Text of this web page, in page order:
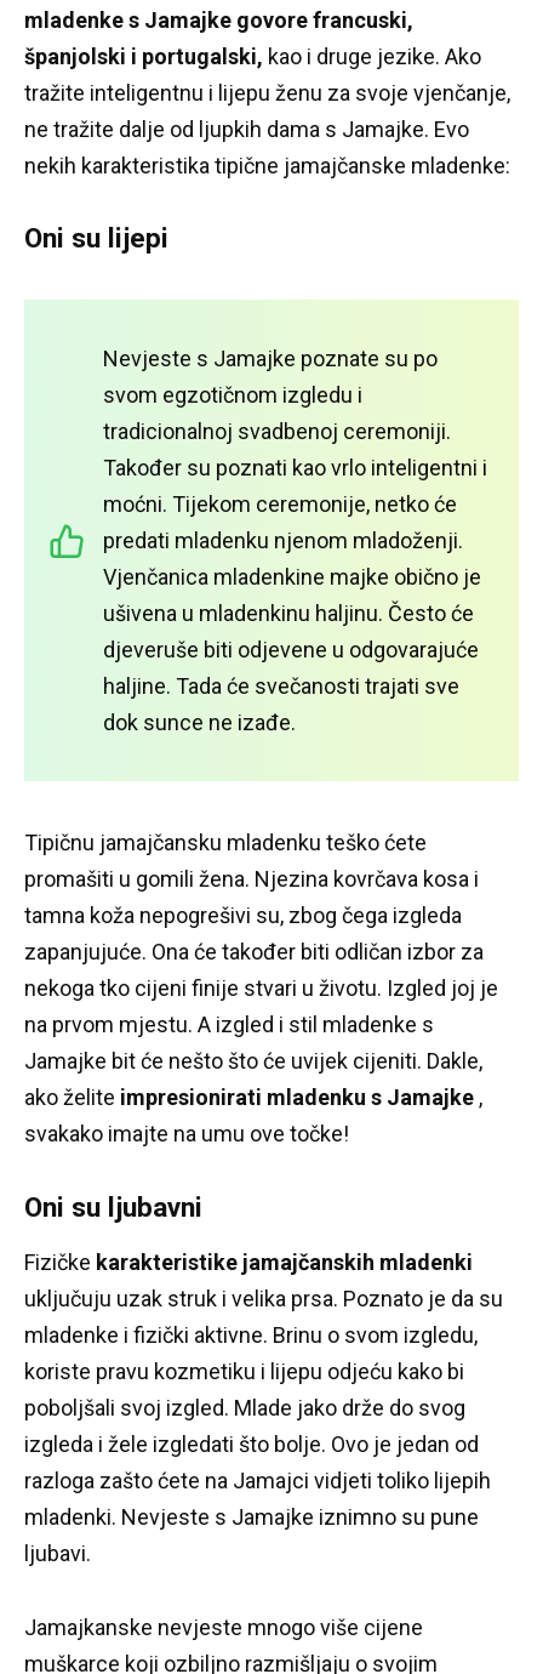
mladenke s Jamajke govore francuski,
španjolski i portugalski, kao i druge jezike. Ako
tražite inteligentnu i lijepu ženu za svoje vjenčanje,
ne tražite dalje od ljupkih dama s Jamajke. Evo
nekih karakteristika tipične jamajčanske mladenke:
Oni su lijepi
Nevjeste s Jamajke poznate su po
svom egzotičnom izgledu i
tradicionalnoj svadbenoj ceremoniji.
Također su poznati kao vrlo inteligentni i
moćni. Tijekom ceremonije, netko će
predati mladenku njenom mladoženji.
Vjenčanica mladenkine majke obično je
ušivena u mladenkinu ​​haljinu. Često će
djeveruše biti odjevene u odgovarajuće
haljine. Tada će svečanosti trajati sve
dok sunce ne izađe.
Tipičnu jamajčansku mladenku teško ćete
promašiti u gomili žena. Njezina kovrčava kosa i
tamna koža nepogrešivi su, zbog čega izgleda
zapanjujuće. Ona će također biti odličan izbor za
nekoga tko cijeni finije stvari u životu. Izgled joj je
na prvom mjestu. A izgled i stil mladenke s
Jamajke bit će nešto što će uvijek cijeniti. Dakle,
ako želite impresionirati mladenku s Jamajke ,
svakako imajte na umu ove točke!
Oni su ljubavni
Fizičke karakteristike jamajčanskih mladenki
uključuju uzak struk i velika prsa. Poznato je da su
mladenke i fizički aktivne. Brinu o svom izgledu,
koriste pravu kozmetiku i lijepu odjeću kako bi
poboljšali svoj izgled. Mlade jako drže do svog
izgleda i žele izgledati što bolje. Ovo je jedan od
razloga zašto ćete na Jamajci vidjeti toliko lijepih
mladenki. Nevjeste s Jamajke iznimno su pune
ljubavi.
Jamajkanske nevjeste mnogo više cijene
muškarce koji ozbiljno razmišljaju o svojim